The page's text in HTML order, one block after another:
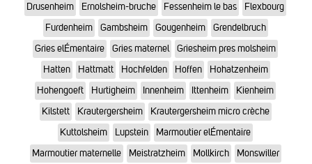
Drusenheim
Ernolsheim-bruche Fessenheim le bas
Flexbourg
Furdenheim
Gambsheim Gougenheim
Grendelbruch
Gries elÉmentaire
Gries maternel
Griesheim pres molsheim
Hatten
Hattmatt Hochfelden Hoffen
Hohatzenheim
Hohengoeft
Hurtigheim Innenheim Ittenheim
Kienheim
Kilstett
Krautergersheim
Krautergersheim micro crèche
Kuttolsheim
Lupstein
Marmoutier elÉmentaire
Marmoutier maternelle
Meistratzheim Mollkirch
Monswiller